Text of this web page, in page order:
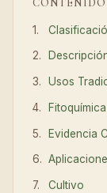
Usos
Fitoquímica
Evidencia
Cultivo